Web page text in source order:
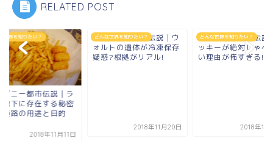
RELATED POST
世界を知りたい？
ズニー都市伝説｜ラ
地下に存在する秘密
通路の用途と目的
2018年11月11日
どんな世界を知りたい？
ディズニー都市伝説｜ウ
ォルトの遺体が冷凍保存
疑惑?根拠がリアル!
2018年11月20日
どんな世界を知りたい？
ディズニー都市伝説
ッキーが絶対しゃべ
い理由が怖すぎる!
2018年11